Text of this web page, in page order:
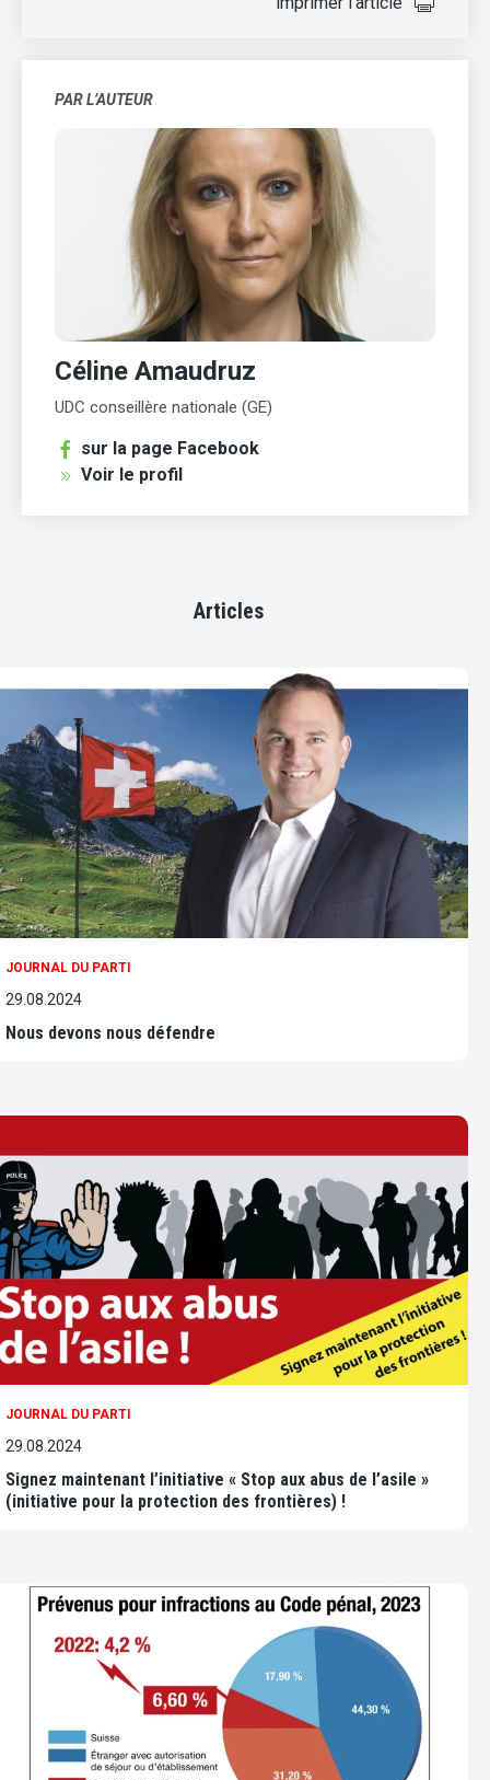
PAR L’AUTEUR
Céline Amaudruz
UDC conseillère nationale (GE)
sur la page Facebook
Voir le profil
Articles
JOURNAL DU PARTI
29.08.2024
Nous devons nous défendre
JOURNAL DU PARTI
29.08.2024
Signez maintenant l’initiative « Stop aux abus de l’asile »
(initiative pour la protection des frontières) !